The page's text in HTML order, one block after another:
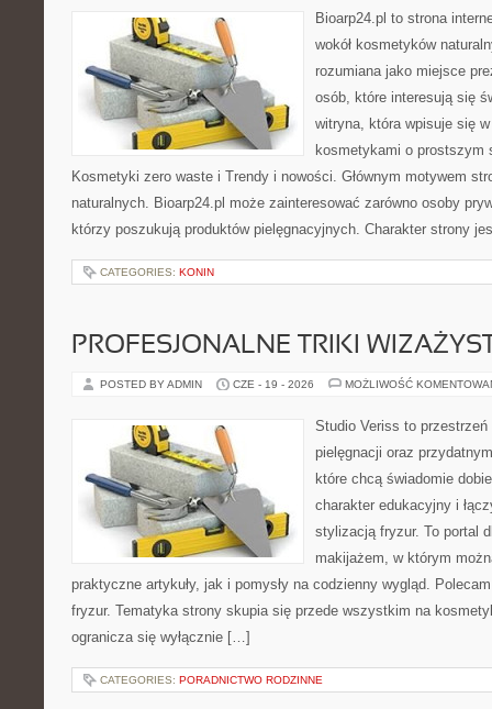
Bioarp24.pl to strona
wokół kosmetyków
rozumiana jako miejsce
osób, które interesują się
witryna, która wpisuje się
kosmetykami o prostszym
Kosmetyki zero waste i Trendy i nowości. Głównym motywem
naturalnych. Bioarp24.pl może zainteresować zarówno osoby
którzy poszukują produktów pielęgnacyjnych. Charakter strony
CATEGORIES: KONIN
PROFESJONALNE TRIKI
POSTED BY ADMIN CZE - 19 - 2026 MOŻLIWOŚĆ
Studio Veriss to
pielęgnacji oraz
które chcą świadomie
charakter edukacyjny i
stylizacją fryzur. To portal
makijażem, w którym
praktyczne artykuły, jak i pomysły na codzienny wygląd.
fryzur. Tematyka strony skupia się przede wszystkim na
ogranicza się wyłącznie […]
CATEGORIES: PORADNICTWO RODZINNE